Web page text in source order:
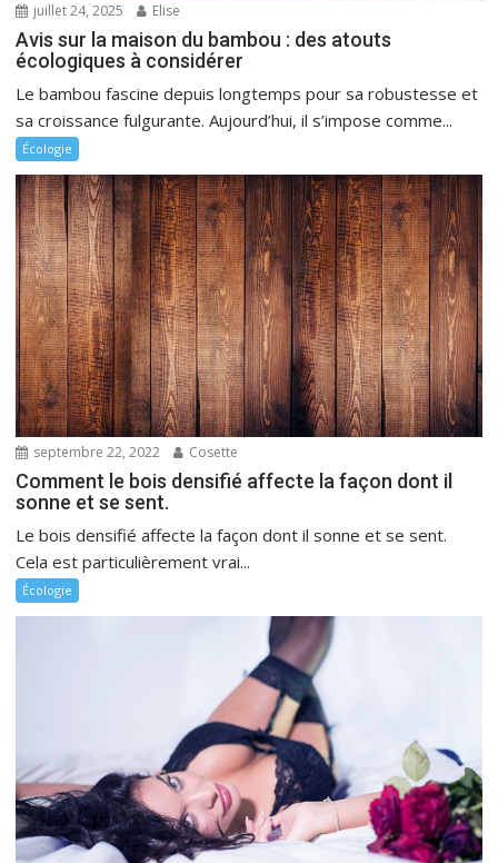
juillet 24, 2025 Elise
Avis sur la maison du bambou : des atouts
écologiques à considérer
Le bambou fascine depuis longtemps pour sa robustesse et
sa croissance fulgurante. Aujourd’hui, il s’impose comme...
Écologie
septembre 22, 2022 Cosette
Comment le bois densifié affecte la façon dont il
sonne et se sent.
Le bois densifié affecte la façon dont il sonne et se sent.
Cela est particulièrement vrai...
Écologie